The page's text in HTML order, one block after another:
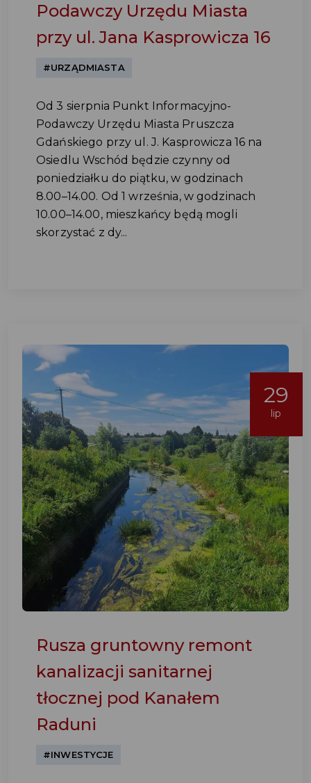
Podawczy Urzędu Miasta
przy ul. Jana Kasprowicza 16
#URZĄDMIASTA
Od 3 sierpnia Punkt Informacyjno-
Podawczy Urzędu Miasta Pruszcza
Gdańskiego przy ul. J. Kasprowicza 16 na
Osiedlu Wschód będzie czynny od
poniedziałku do piątku, w godzinach
8.00–14.00. Od 1 września, w godzinach
10.00–14.00, mieszkańcy będą mogli
skorzystać z dy...
29
lip
Rusza gruntowny remont
kanalizacji sanitarnej
tłocznej pod Kanałem
Raduni
#INWESTYCJE